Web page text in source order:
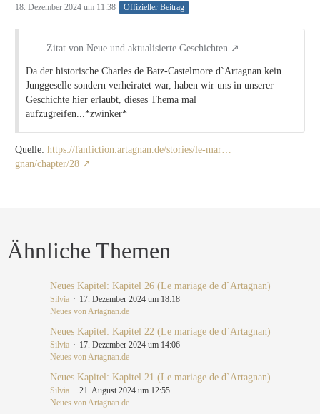
18. Dezember 2024 um 11:38 Offizieller Beitrag
Zitat von Neue und aktualisierte Geschichten
Da der historische Charles de Batz-Castelmore d`Artagnan kein
Junggeselle sondern verheiratet war, haben wir uns in unserer
Geschichte hier erlaubt, dieses Thema mal
aufzugreifen...*zwinker*
Quelle: https://fanfiction.artagnan.de/stories/le-mar…
gnan/chapter/28
Ähnliche Themen
Neues Kapitel: Kapitel 26 (Le mariage de d`Artagnan)
Silvia
17. Dezember 2024 um 18:18
Neues von Artagnan.de
Neues Kapitel: Kapitel 22 (Le mariage de d`Artagnan)
Silvia
17. Dezember 2024 um 14:06
Neues von Artagnan.de
Neues Kapitel: Kapitel 21 (Le mariage de d`Artagnan)
Silvia
21. August 2024 um 12:55
Neues von Artagnan.de